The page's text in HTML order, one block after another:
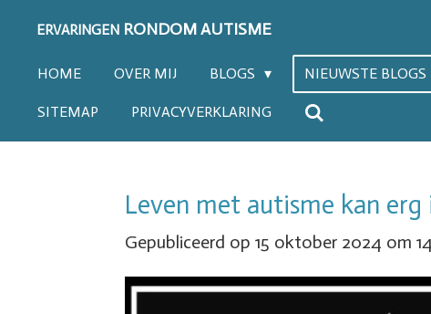
ERVARINGEN RONDOM AUTISME
HOME OVER MIJ BLOGS NIEUWSTE BLOGS
SITEMAP PRIVACYVERKLARING
Leven met autisme kan
Gepubliceerd op 15 oktober 2024 om